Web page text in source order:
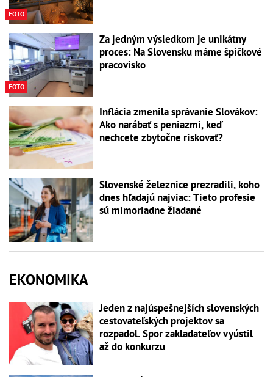
FOTO
FOTO
Za jedným výsledkom je unikátny
proces: Na Slovensku máme špičkové
pracovisko
Inflácia zmenila správanie Slovákov:
Ako narábať s peniazmi, keď
nechcete zbytočne riskovať?
Slovenské železnice prezradili, koho
dnes hľadajú najviac: Tieto profesie
sú mimoriadne žiadané
EKONOMIKA
Jeden z najúspešnejších slovenských
cestovateľských projektov sa
rozpadol. Spor zakladateľov vyústil
až do konkurzu